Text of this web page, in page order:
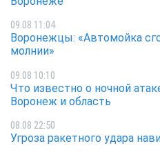
09.08 11:04
Воронежцы: «Автомойка
молнии»
09.08 10:10
Что известно о ночной
Воронеж и область
08.08 22:50
Угроза ракетного удара